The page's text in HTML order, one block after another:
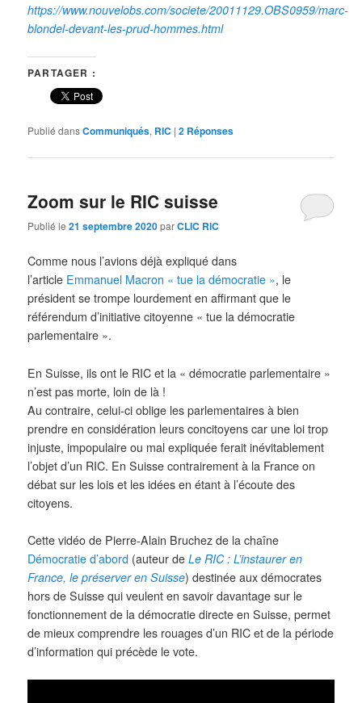
https://www.nouvelobs.com/societe/20011129.OBS0959/marc-
blondel-devant-les-prud-hommes.html
PARTAGER :
Publié dansCommuniqués, RIC |2 Réponses
Zoom sur le RIC suisse
Publié le21 septembre 2020parCLIC RIC
Comme nous l’avions déjà expliqué dans
l’article Emmanuel Macron « tue la démocratie », le
président se trompe lourdement en affirmant que le
référendum d’initiative citoyenne « tue la démocratie
parlementaire ».
En Suisse, ils ont le RIC et la « démocratie parlementaire »
n’est pas morte, loin de là !
Au contraire, celui-ci oblige les parlementaires à bien
prendre en considération leurs concitoyens car une loi trop
injuste, impopulaire ou mal expliquée ferait inévitablement
l’objet d’un RIC. En Suisse contrairement à la France on
débat sur les lois et les idées en étant à l’écoute des
citoyens.
Cette vidéo de Pierre-Alain Bruchez de la chaîne
Démocratie d’abord (auteur deLe RIC : L’instaurer en
France, le préserver en Suisse) destinée aux démocrates
hors de Suisse qui veulent en savoir davantage sur le
fonctionnement de la démocratie directe en Suisse, permet
de mieux comprendre les rouages d’un RIC et de la période
d’information qui précède le vote.